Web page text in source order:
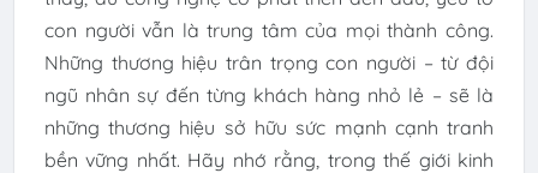
con người vẫn là trung tâm của mọi thành công.
Những thương hiệu trân trọng con người – từ đội
ngũ nhân sự đến từng khách hàng nhỏ lẻ – sẽ là
những thương hiệu sở hữu sức mạnh cạnh tranh
bền vững nhất. Hãy nhớ rằng, trong thế giới kinh